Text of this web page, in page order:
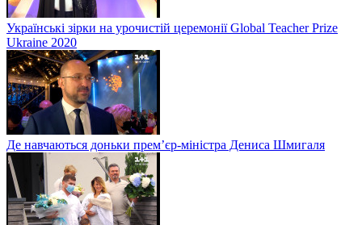
Українські зірки на урочистій церемонії Global Teacher Prize
Ukraine 2020
Де навчаються доньки прем’єр-міністра Дениса Шмигаля